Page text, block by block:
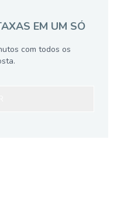
EM UM SÓ
com todos os